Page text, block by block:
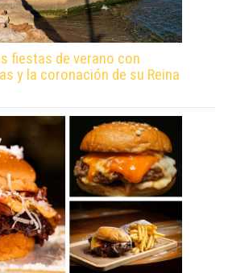
fiestas de verano con
y la coronación de su Reina